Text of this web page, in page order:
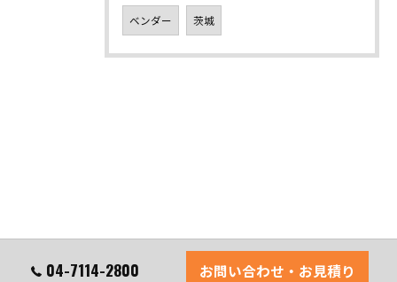
ベンダー 茨城
04-7114-2800 お問い合わせ・お見積り